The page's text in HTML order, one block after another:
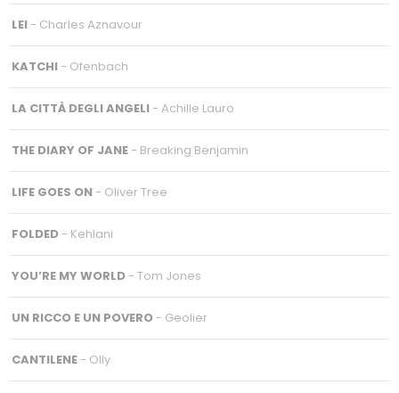
LEI- Charles Aznavour
KATCHI- Ofenbach
LA CITTÀ DEGLI ANGELI- Achille Lauro
THE DIARY OF JANE- Breaking Benjamin
LIFE GOES ON- Oliver Tree
FOLDED- Kehlani
YOU’RE MY WORLD- Tom Jones
UN RICCO E UN POVERO- Geolier
CANTILENE- Olly